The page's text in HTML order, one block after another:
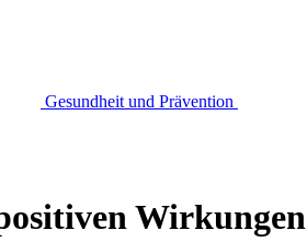
Gesundheit und Prävention
Wirkungen